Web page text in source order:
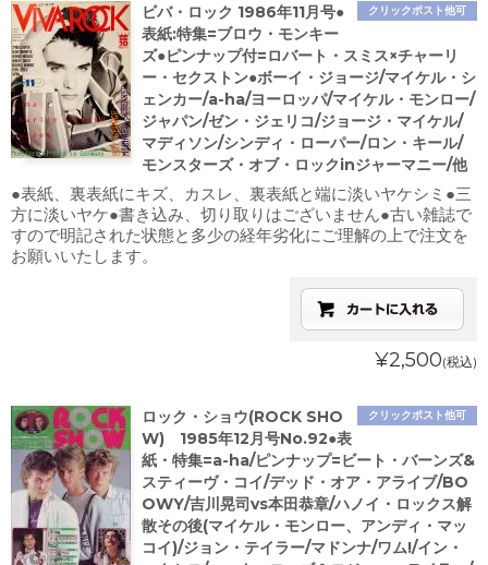
クリックポスト他可
ビバ・ロック 1986年11月号●
表紙:特集=ブロウ・モンキー
ズ●ピンナップ付=ロバート・スミス×チャーリ
ー・セクストン●ボーイ・ジョージ/マイケル・シ
ェンカー/a-ha/ヨーロッパ/マイケル・モンロー/
ジャパン/ゼン・ジェリコ/ジョージ・マイケル/
マディソン/シンディ・ローパー/ロン・キール/
モンスターズ・オブ・ロックinジャーマニー/他
●表紙、裏表紙にキズ、カスレ、裏表紙と端に淡いヤケシミ●三
方に淡いヤケ●書き込み、切り取りはございません●古い雑誌で
すので明記された状態と多少の経年劣化にご理解の上で注文を
お願いいたします。
¥2,500(税込)
クリックポスト他可
ロック・ショウ(ROCK SHO
W) 1985年12月号No.92●表
紙・特集=a-ha/ピンナップ=ビート・バーンズ&
スティーヴ・コイ/デッド・オア・アライブ/BO
OWY/吉川晃司vs本田恭章/ハノイ・ロックス解
散その後(マイケル・モンロー、アンディ・マッ
コイ)/ジョン・テイラー/マドンナ/ワム!/イン・